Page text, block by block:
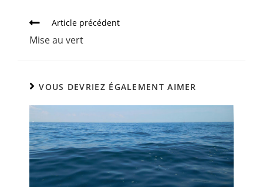
Article précédent
Mise au vert
VOUS DEVRIEZ ÉGALEMENT AIMER